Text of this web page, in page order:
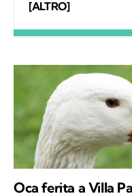
libero tanti libri,
continua scoperta
Oca ferita a Villa
corsa contro il
salvarla: «È stata
un cane»